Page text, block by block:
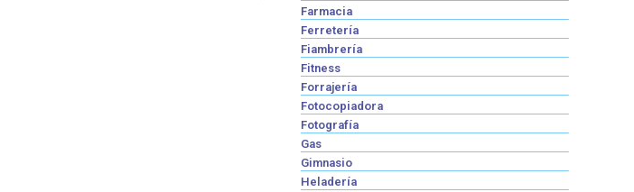
Farmacia
Ferretería
Fiambrería
Fitness
Forrajería
Fotocopiadora
Fotografía
Gas
Gimnasio
Heladería